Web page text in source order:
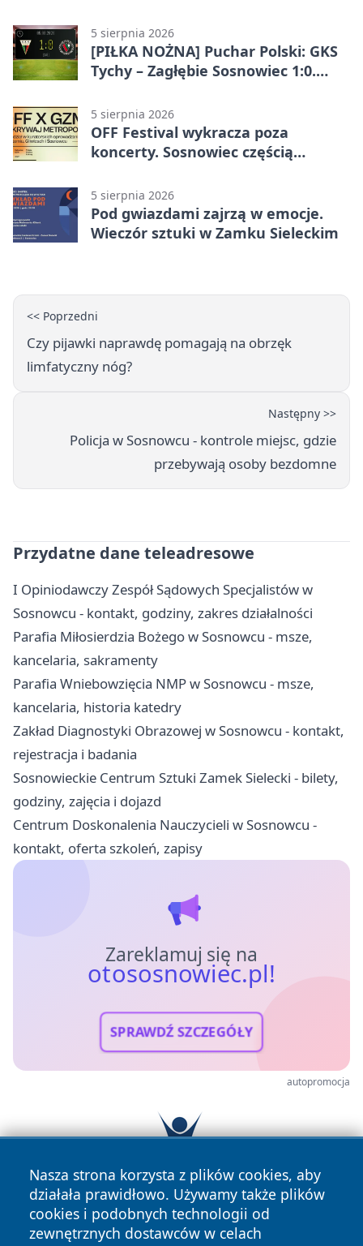
5 sierpnia 2026
[PIŁKA NOŻNA] Puchar Polski: GKS
Tychy – Zagłębie Sosnowiec 1:0.
przed przerwą
5 sierpnia 2026
OFF Festival wykracza poza
koncerty. Sosnowiec częścią
5 sierpnia 2026
Pod gwiazdami zajrzą w emocje.
Wieczór sztuki w Zamku Sieleckim
<< Poprzedni
Czy pijawki naprawdę pomagają na obrzęk
limfatyczny nóg?
Następny >>
Policja w Sosnowcu - kontrole miejsc, gdzie
przebywają osoby bezdomne
Przydatne dane teleadresowe
I Opiniodawczy Zespół Sądowych Specjalistów w
Sosnowcu - kontakt, godziny, zakres działalności
Parafia Miłosierdzia Bożego w Sosnowcu - msze,
kancelaria, sakramenty
Parafia Wniebowzięcia NMP w Sosnowcu - msze,
kancelaria, historia katedry
Zakład Diagnostyki Obrazowej w Sosnowcu - kontakt,
rejestracja i badania
Sosnowieckie Centrum Sztuki Zamek Sielecki - bilety,
godziny, zajęcia i dojazd
Centrum Doskonalenia Nauczycieli w Sosnowcu -
kontakt, oferta szkoleń, zapisy
Zareklamuj się na
otososnowiec.pl!
SPRAWDŹ SZCZEGÓŁY
autopromocja
Nasza strona korzysta z plików cookies, aby
działała prawidłowo. Używamy także plików
cookies i podobnych technologii od
zewnętrznych dostawców w celach